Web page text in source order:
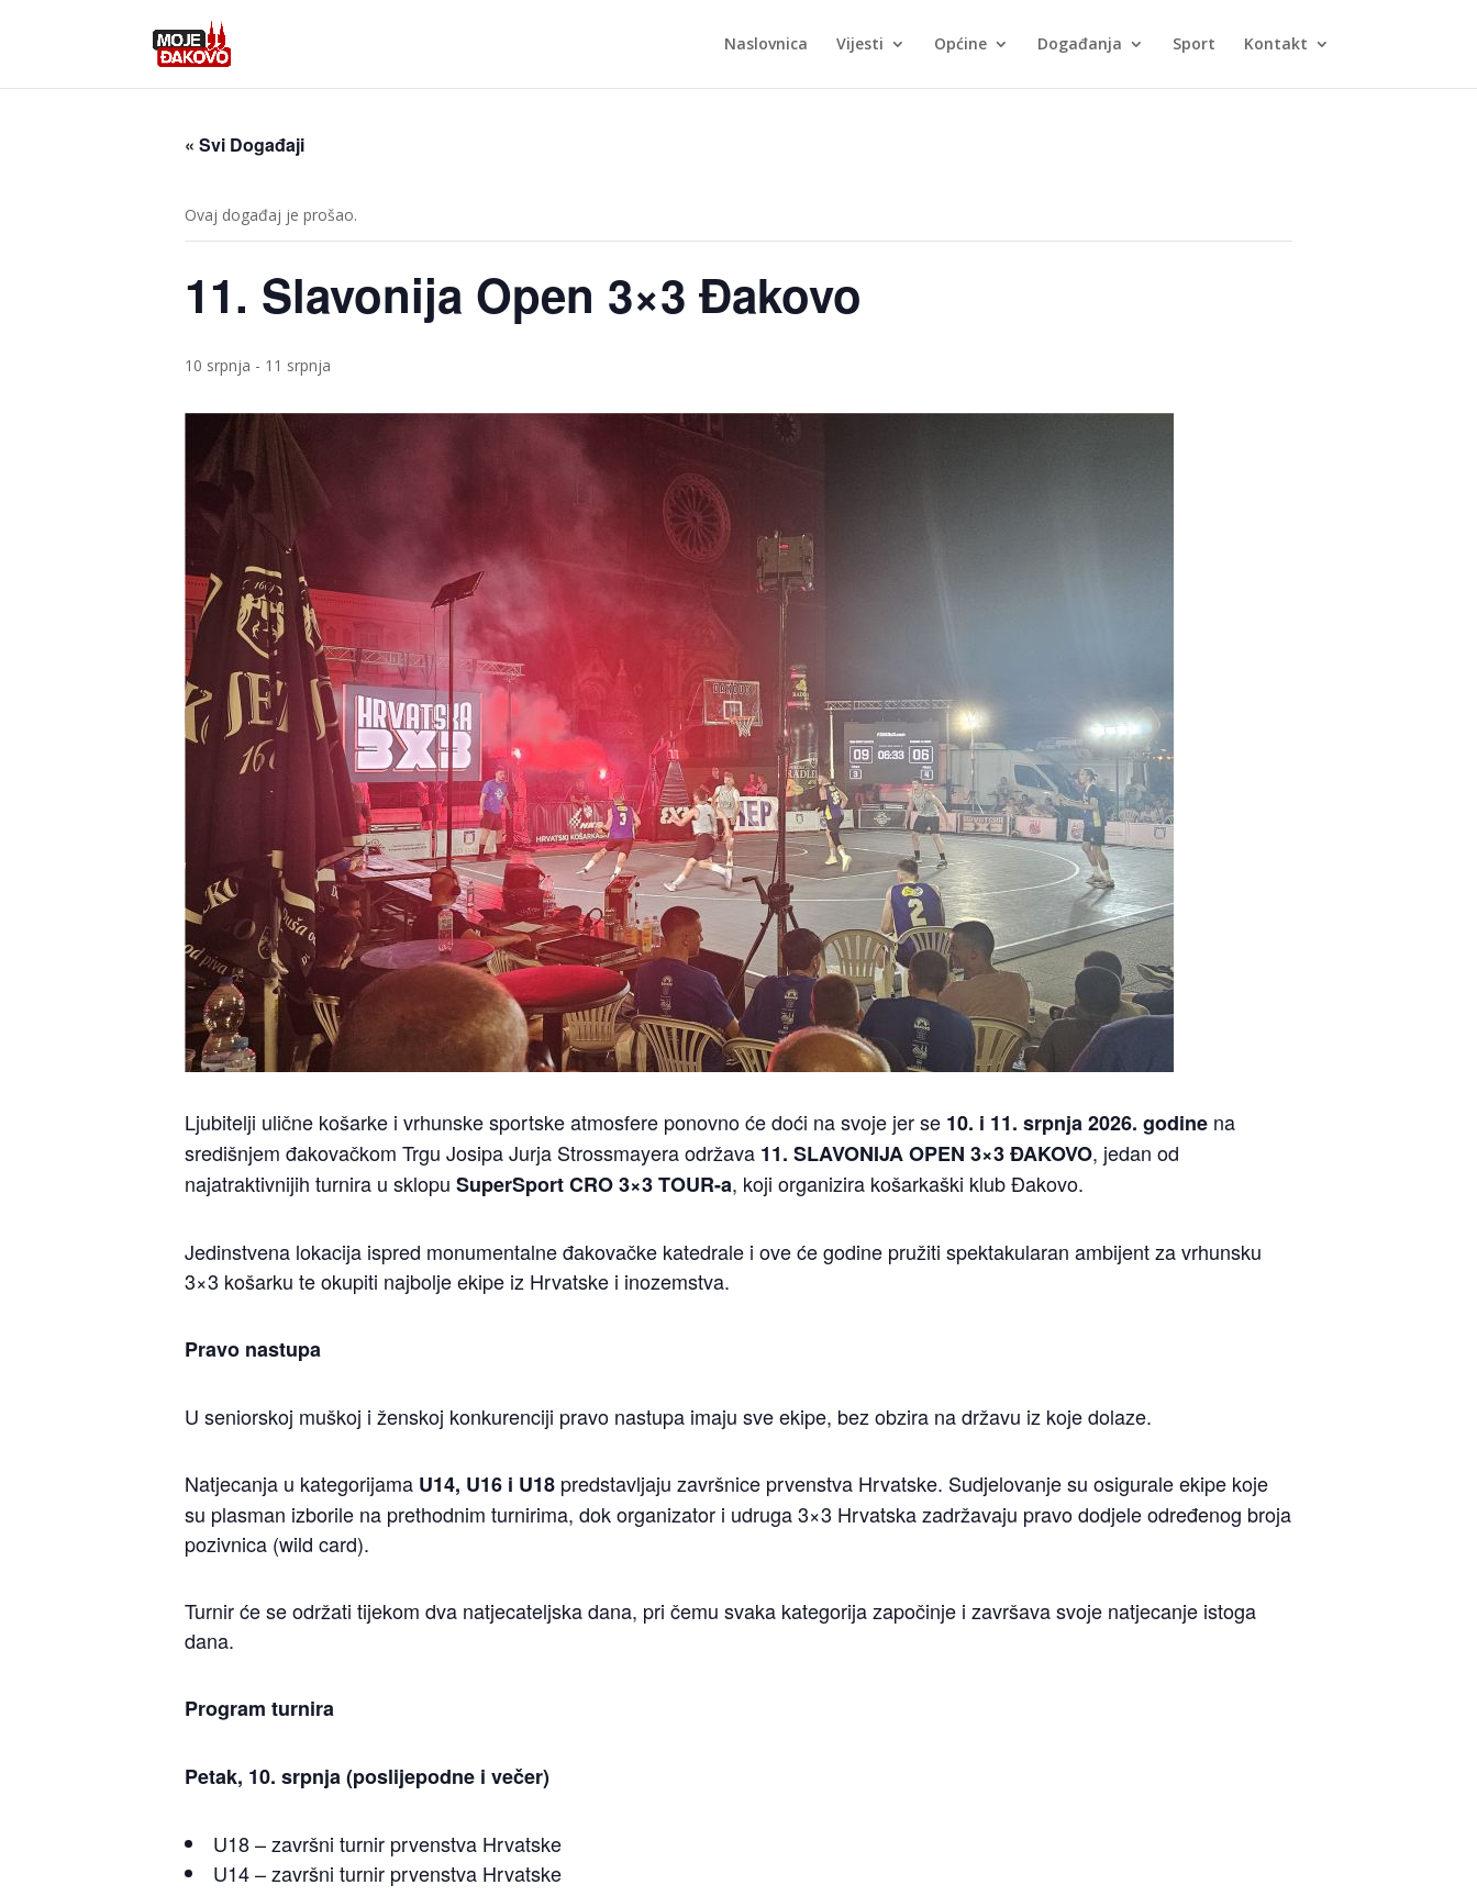
Naslovnica Vijesti Općine Događanja Sport Kontakt
« Svi Događaji
Ovaj događaj je prošao.
11. Slavonija Open 3×3 Đakovo
10 srpnja - 11 srpnja
Ljubitelji ulične košarke i vrhunske sportske atmosfere ponovno će doći na svoje jer se 10. i 11. srpnja 2026. godine na
središnjem đakovačkom Trgu Josipa Jurja Strossmayera održava 11. SLAVONIJA OPEN 3×3 ĐAKOVO, jedan od
najatraktivnijih turnira u sklopu SuperSport CRO 3×3 TOUR-a, koji organizira košarkaški klub Đakovo.
Jedinstvena lokacija ispred monumentalne đakovačke katedrale i ove će godine pružiti spektakularan ambijent za vrhunsku
3×3 košarku te okupiti najbolje ekipe iz Hrvatske i inozemstva.
Pravo nastupa
U seniorskoj muškoj i ženskoj konkurenciji pravo nastupa imaju sve ekipe, bez obzira na državu iz koje dolaze.
Natjecanja u kategorijama U14, U16 i U18 predstavljaju završnice prvenstva Hrvatske. Sudjelovanje su osigurale ekipe koje
su plasman izborile na prethodnim turnirima, dok organizator i udruga 3×3 Hrvatska zadržavaju pravo dodjele određenog broja
pozivnica (wild card).
Turnir će se održati tijekom dva natjecateljska dana, pri čemu svaka kategorija započinje i završava svoje natjecanje istoga
dana.
Program turnira
Petak, 10. srpnja (poslijepodne i večer)
U18 – završni turnir prvenstva Hrvatske
U14 – završni turnir prvenstva Hrvatske